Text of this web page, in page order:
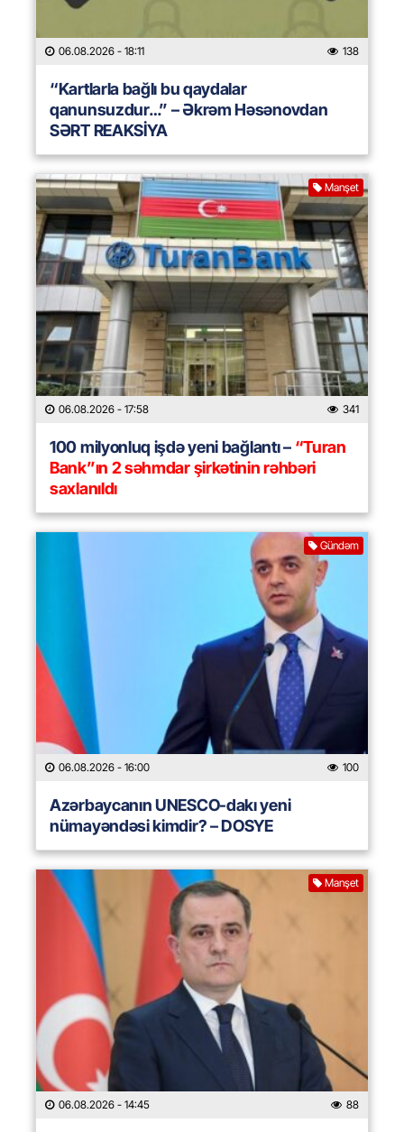
06.08.2026 - 18:11 138
“Kartlarla bağlı bu qaydalar
qanunsuzdur…” – Əkrəm Həsənovdan
SƏRT REAKSİYA
Manşet
06.08.2026 - 17:58 341
100 milyonluq işdə yeni bağlantı –“Turan
Bank”ın 2 səhmdar şirkətinin rəhbəri
saxlanıldı
Gündəm
06.08.2026 - 16:00 100
Azərbaycanın UNESCO-dakı yeni
nümayəndəsi kimdir? – DOSYE
Manşet
06.08.2026 - 14:45 88